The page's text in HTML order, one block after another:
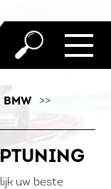
BMW
>>
uw beste